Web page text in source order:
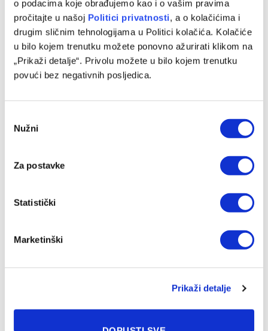
o podacima koje obrađujemo kao i o vašim pravima
pročitajte u našoj Politici privatnosti, a o kolačićima i
drugim sličnim tehnologijama u Politici kolačića. Kolačiće
u bilo kojem trenutku možete ponovno ažurirati klikom na
„Prikaži detalje“. Privolu možete u bilo kojem trenutku
povući bez negativnih posljedica.
Selection
Nužni
Za postavke
Statistički
Marketinški
Prikaži detalje
Hrvatski mediji ipak demantovali glasine o transferu
reprezentativca BiH u Hajduk
05/08/2026
Demirović se vratio s odmora i stavio tačku na špekulacije
o transferu